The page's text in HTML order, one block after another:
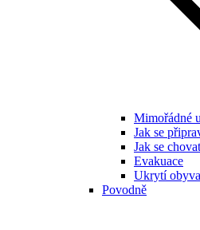
Mimořádné
Jak se
Jak se
Evakuace
Ukrytí
Povodně